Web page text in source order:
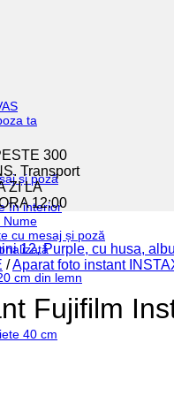
ta
și poză
în interior
Nume
cu mesaj și poză
cm din lemn
40 cm
300
Transport
ZI LA
12:00
/Aparat foto instant
Fujifilm